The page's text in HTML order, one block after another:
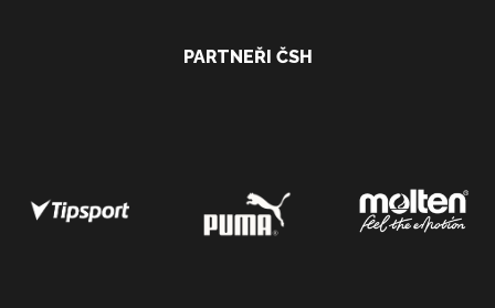
PARTNEŘI ČSH